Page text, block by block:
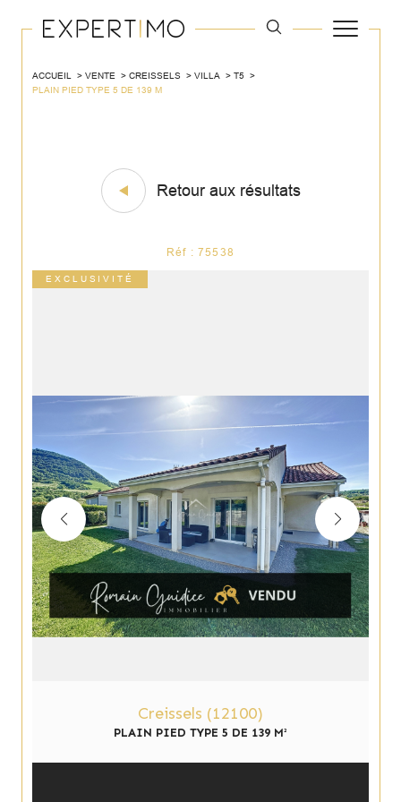
ACCUEIL VENTE CREISSELS VILLA
T5
PLAIN PIED TYPE 5 DE 139 M
Retour aux résultats
Réf : 75538
EXCLUSIVITÉ
Creissels (12100)
PLAIN PIED TYPE 5 DE 139 M²